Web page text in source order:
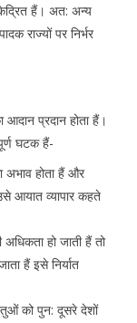
हैं। अत: अन्य
राज्यों पर निर्भर
प्रदान होता हैं।
घटक हैं-
होता हैं और
आयात व्यापार कहते
हो जाती हैं तो
हैं इसे निर्यात
को पुन: दूसरे देशों